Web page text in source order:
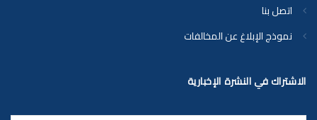
اتصل بنا
نموذج الإبلاغ عن المخالفات
الاشتراك في النشرة الإخبارية